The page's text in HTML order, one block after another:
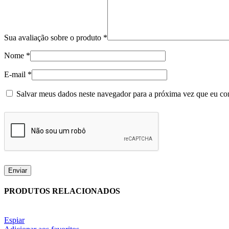
Sua avaliação sobre o produto *
Nome *
E-mail *
Salvar meus dados neste navegador para a próxima vez que eu
PRODUTOS RELACIONADOS
Espiar